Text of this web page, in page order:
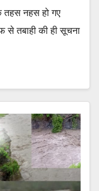
तहस नहस हो गए
तबाही की ही सूचना